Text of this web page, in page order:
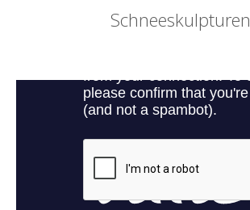
Schneeskulpturen